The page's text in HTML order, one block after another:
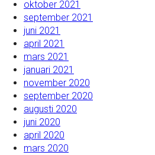
oktober 2021
september 2021
juni 2021
april 2021
mars 2021
januari 2021
november 2020
september 2020
augusti 2020
juni 2020
april 2020
mars 2020